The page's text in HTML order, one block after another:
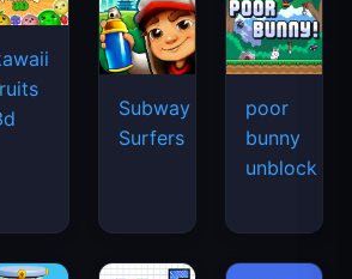
Subway
Surfers
poor
bunny
unblock